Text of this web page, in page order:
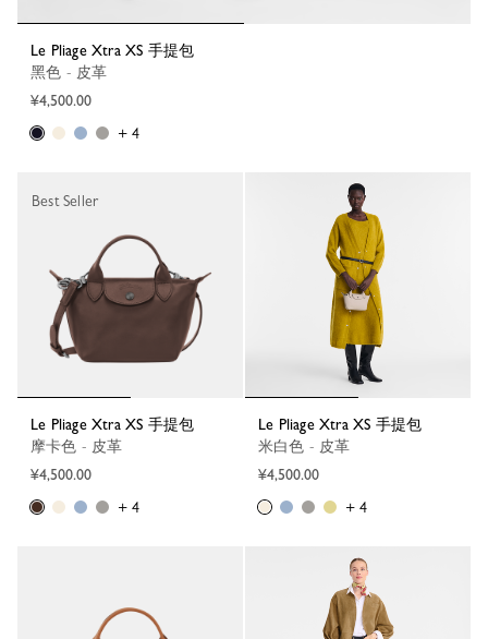
Le Pliage Xtra XS 手提包
黑色 - 皮革
¥4,500.00
+ 4
Le Pliage Xtra XS 手提包
摩卡色 - 皮革
¥4,500.00
+ 4
Best Seller
Le Pliage Xtra XS 手提包
米白色 - 皮革
¥4,500.00
+ 4